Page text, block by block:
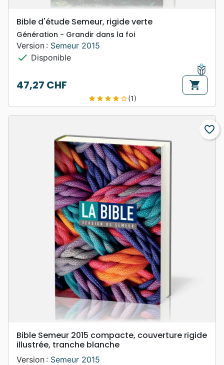
Bible d'étude Semeur, rigide verte
Génération - Grandir dans la foi
Version : Semeur 2015
check Disponible
Prix
47,27 CHF shopping_cart
star star star star star_border(1)
favorite_border
Bible Semeur 2015 compacte, couverture rigide
illustrée, tranche blanche
Version : Semeur 2015